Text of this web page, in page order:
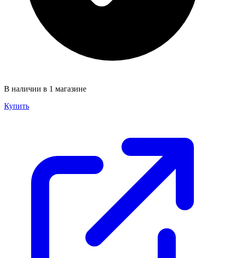
В наличии в 1 магазине
Купить